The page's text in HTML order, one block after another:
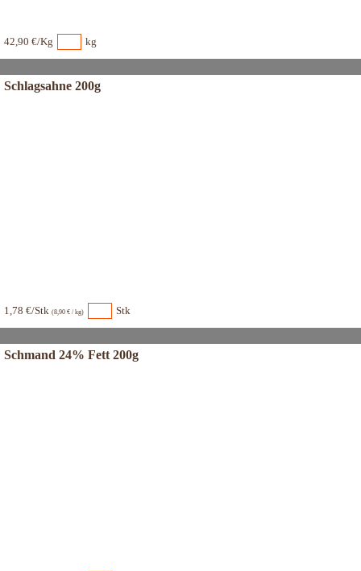
42,90 €/Kg kg
Schlagsahne 200g
1,78 €/Stk (8,90 € / kg) Stk
Schmand 24% Fett 200g